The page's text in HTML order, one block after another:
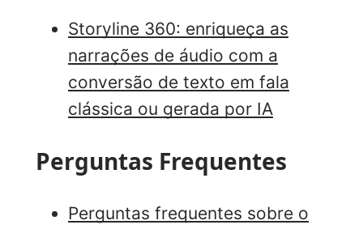
Storyline 360: enriqueça as
narrações de áudio com a
conversão de texto em fala
clássica ou gerada por IA
Perguntas Frequentes
Perguntas frequentes sobre o